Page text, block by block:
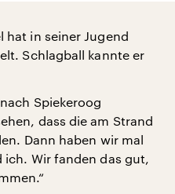
hat in seiner Jugend
Schlagball kannte er
Spiekeroog
dass die am Strand
Dann haben wir mal
Wir fanden das gut,